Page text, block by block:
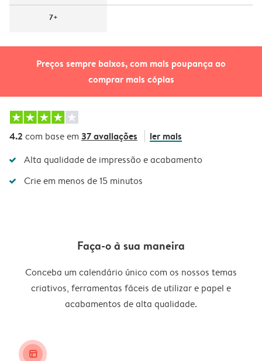
Preços sempre baixos, com mais poupança ao
comprar mais cópias
7+
4.2 com base em 37 avaliações ler mais
Alta qualidade de impressão e acabamento
Crie em menos de 15 minutos
Faça-o à sua maneira
Conceba um calendário único com os nossos temas
criativos, ferramentas fáceis de utilizar e papel e
acabamentos de alta qualidade.
layout_alt